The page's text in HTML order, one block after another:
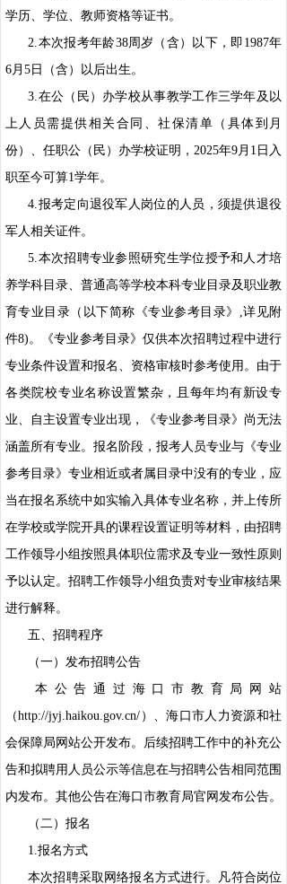
学历、学位、教师资格等证书。
2.本次报考年龄38周岁（含）以下，即1987年
6月5日（含）以后出生。
3.在公（民）办学校从事教学工作三学年及以
上人员需提供相关合同、社保清单（具体到月
份）、任职公（民）办学校证明，2025年9月1日入
职至今可算1学年。
4.报考定向退役军人岗位的人员，须提供退役
军人相关证件。
5.本次招聘专业参照研究生学位授予和人才培
养学科目录、普通高等学校本科专业目录及职业教
育专业目录（以下简称《专业参考目录》,详见附
件8)。《专业参考目录》仅供本次招聘过程中进行
专业条件设置和报名、资格审核时参考使用。由于
各类院校专业名称设置繁杂，且每年均有新设专
业、自主设置专业出现，《专业参考目录》尚无法
涵盖所有专业。报名阶段，报考人员专业与《专业
参考目录》专业相近或者属目录中没有的专业，应
当在报名系统中如实输入具体专业名称，并上传所
在学校或学院开具的课程设置证明等材料，由招聘
工作领导小组按照具体职位需求及专业一致性原则
予以认定。招聘工作领导小组负责对专业审核结果
进行解释。
五、招聘程序
（一）发布招聘公告
本公告通过海口市教育局网站
（http://jyj.haikou.gov.cn/）、海口市人力资源和社
会保障局网站公开发布。后续招聘工作中的补充公
告和拟聘用人员公示等信息在与招聘公告相同范围
内发布。其他公告在海口市教育局官网发布公告。
（二）报名
1.报名方式
本次招聘采取网络报名方式进行。凡符合岗位